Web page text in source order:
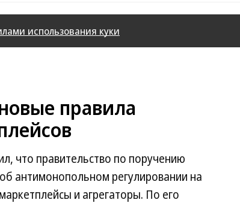
использования куки
правила
что правительство по поручению
антимонопольном регулировании на
и агрегаторы. По его